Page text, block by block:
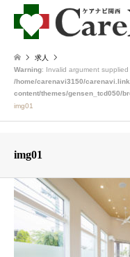
求人
Warning: Invalid argument
/home/carenavi3150/
content/themes/gensen_tcd050/
img01
img01